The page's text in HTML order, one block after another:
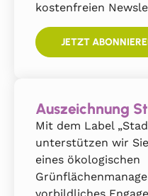
kostenfreien
JETZT
Auszeichnung
Mit dem Label
unterstützen wir
eines ökologischen
vorbildliches